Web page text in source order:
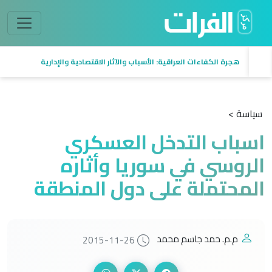
هجرة الكفاءات العراقية: الأسباب والآثار الاقتصادية والإدارية
سياسة >
اسباب التدخل العسكري
الروسي في سوريا وأثاره
المحتملة على دول المنطقة
م.م. حمد جاسم محمد 2015-11-26